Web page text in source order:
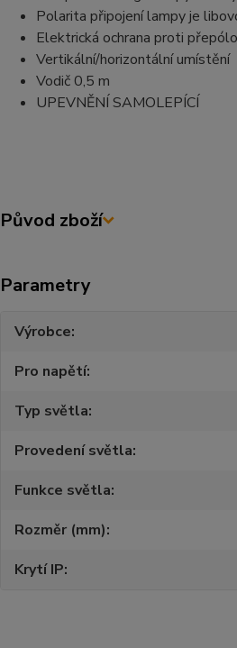
Polarita připojení lampy je
Elektrická ochrana proti
Vertikální/horizontální umístění
Vodič 0,5 m
UPEVNĚNÍ SAMOLEPÍCÍ
Původ zboží
Parametry
Výrobce
Pro napětí
Typ světla
Provedení světla
Funkce světla
Rozměr (mm)
Krytí IP